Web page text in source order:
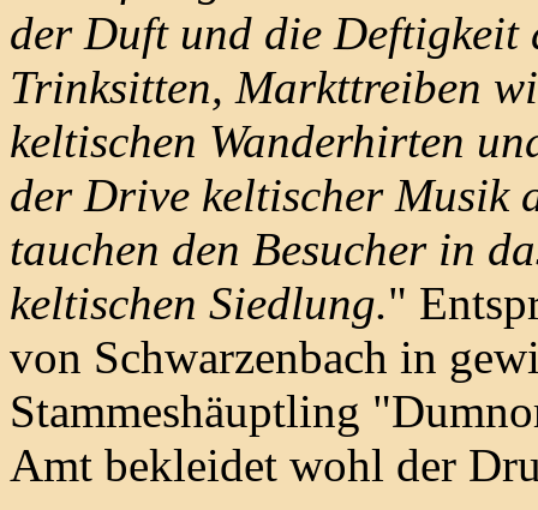
der Duft und die Deftigkeit
Trinksitten, Markttreiben
keltischen Wanderhirten
der Drive keltischer Musik
tauchen den Besucher in
keltischen Siedlung."
von Schwarzenbach in
Stammeshäuptling
Amt bekleidet wohl der